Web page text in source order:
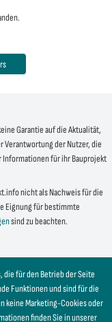
Garantie auf die Aktualität,
Verantwortung der Nutzer, die
Informationen für ihr Bauprojekt
nicht als Nachweis für die
Eignung für bestimmte
sind zu beachten.
für den Betrieb der Seite
Funktionen und sind für die
keine Marketing-Cookies oder
finden Sie in unserer